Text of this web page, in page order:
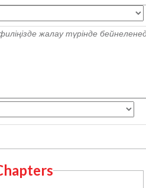
жалау түрінде